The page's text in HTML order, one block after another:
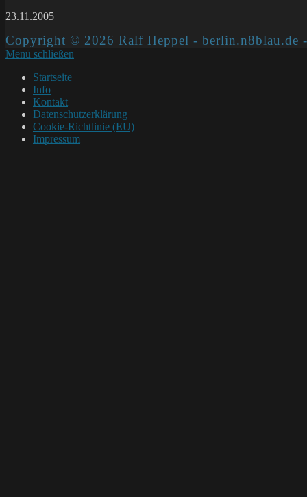
23.11.2005
Copyright © 2026 Ralf Heppel - berlin.n8blau.de
Menü schließen
Startseite
Info
Kontakt
Datenschutzerklärung
Cookie-Richtlinie (EU)
Impressum